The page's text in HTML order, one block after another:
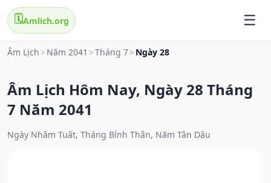
🗓️Amlich.org
Âm Lịch > Năm 2041 >Tháng 7> Ngày 28
Âm Lịch Hôm Nay, Ngày 28 Tháng
7 Năm 2041
Ngày Nhâm Tuất, Tháng Bính Thân, Năm Tân Dậu